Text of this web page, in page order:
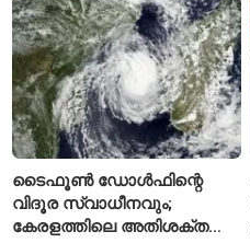
ടൈഫൂൺ ഡോൾഫിന്റെ
വിദൂര സ്വാധീനവും;
കേരളത്തിലെ അതിശക്ത